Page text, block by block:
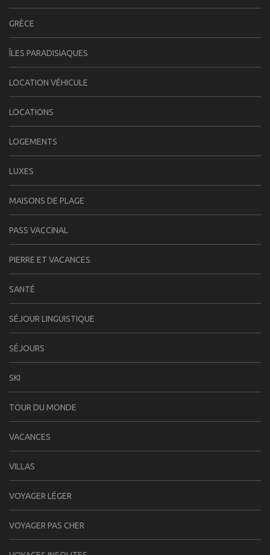
GRÈCE
ÎLES PARADISIAQUES
LOCATION VÉHICULE
LOCATIONS
LOGEMENTS
LUXES
MAISONS DE PLAGE
PASS VACCINAL
PIERRE ET VACANCES
SANTÉ
SÉJOUR LINGUISTIQUE
SÉJOURS
SKI
TOUR DU MONDE
VACANCES
VILLAS
VOYAGER LÉGER
VOYAGER PAS CHER